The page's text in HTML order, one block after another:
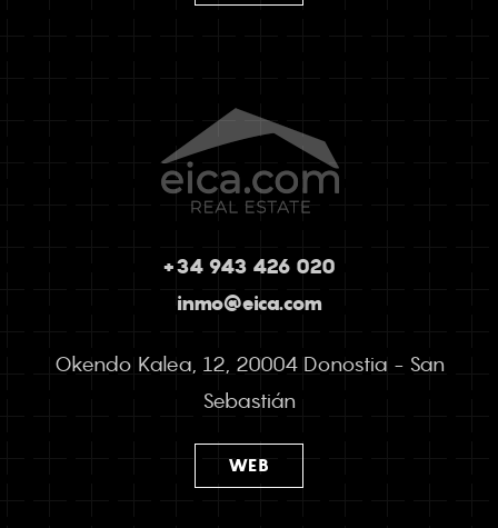
+34 943 426 020
inmo@eica.com
Okendo Kalea, 12, 20004 Donostia - San
Sebastián
WEB